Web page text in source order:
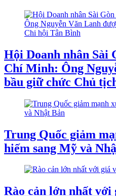
Hội Doanh nhân Sài
Chí Minh: Ông
bầu giữ chức Chủ
Trung Quốc giảm
hiếm sang Mỹ và
Rào cản lớn nhất với